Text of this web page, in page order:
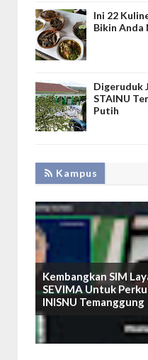
Ini 22
Bikin Anda
Digeruduk
STAINU
Putih
Kampus
Kembangkan SIM
SEVIMA Untuk
INISNU Temanggung